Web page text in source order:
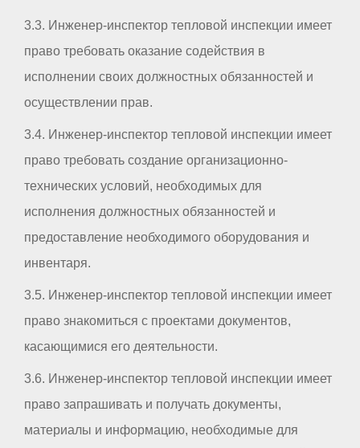
3.3. Инженер-инспектор тепловой инспекции имеет
право требовать оказание содействия в
исполнении своих должностных обязанностей и
осуществлении прав.
3.4. Инженер-инспектор тепловой инспекции имеет
право требовать создание организационно-
технических условий, необходимых для
исполнения должностных обязанностей и
предоставление необходимого оборудования и
инвентаря.
3.5. Инженер-инспектор тепловой инспекции имеет
право знакомиться с проектами документов,
касающимися его деятельности.
3.6. Инженер-инспектор тепловой инспекции имеет
право запрашивать и получать документы,
материалы и информацию, необходимые для